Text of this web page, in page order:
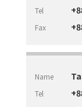
Tel
Fax
Name
Tel